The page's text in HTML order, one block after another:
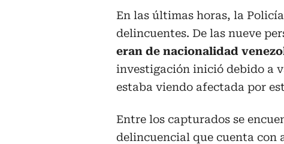
En las últimas horas, la
delincuentes. De las nueve
eran de nacionalidad
investigación inició debido a
estaba viendo afectada por
Entre los capturados se
delincuencial que cuenta con